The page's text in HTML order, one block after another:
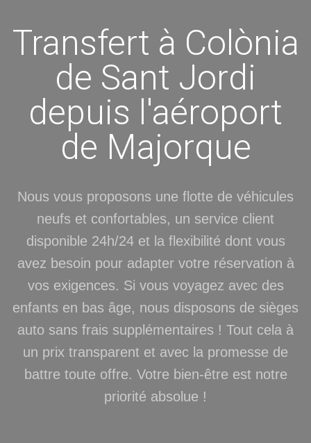
Transfert à Colònia
de Sant Jordi
depuis l'aéroport
de Majorque
Nous vous proposons une flotte de véhicules
neufs et confortables, un service client
disponible 24h/24 et la flexibilité dont vous
avez besoin pour adapter votre réservation à
vos exigences. Si vous voyagez avec des
enfants en bas âge, nous disposons de sièges
auto sans frais supplémentaires ! Tout cela à
un prix transparent et avec la promesse de
battre toute offre. Votre bien-être est notre
priorité absolue !